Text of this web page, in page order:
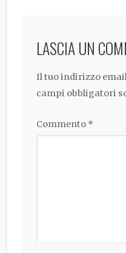
LASCIA UN
Il tuo indirizzo
campi obbligatori
Commento *